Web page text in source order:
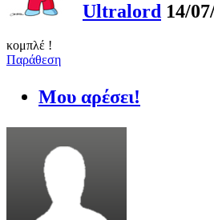
Ultralord 14/
κομπλέ !
Παράθεση
Μου αρέσει!